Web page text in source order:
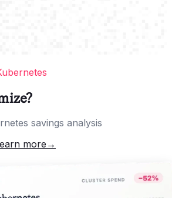
savings analysis
more →